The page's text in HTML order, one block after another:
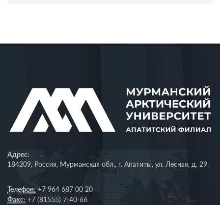
Адрес:
184209, Россия, Мурманская обл., г. Апатиты, ул. Лесная, д. 29.
Телефон: +7 964 687 00 20
Факс: +7 (81555) 7-40-66